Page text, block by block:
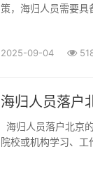
策，海归人员需要具
2025-09-04
海归人员落户
院校或机构学习、